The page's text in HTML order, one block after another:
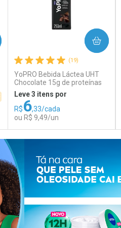
FECHAR
FECHAR
(19)
YoPRO Bebida Láctea UHT
Chocolate 15g de proteínas
250ml
Leve 3 itens por
R$6,33/cada
ou R$ 9,49/un
COMPRAR
Laboratório
Por Menos